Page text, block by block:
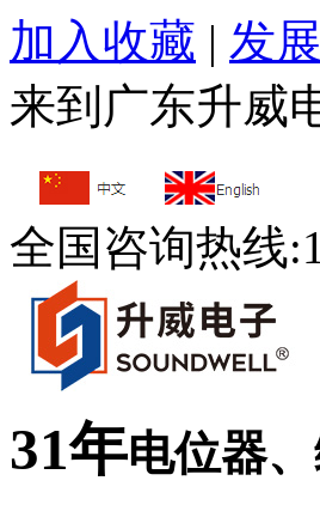
加入收藏 | 发
来到广东升威
全国咨询热线:
31年电位器